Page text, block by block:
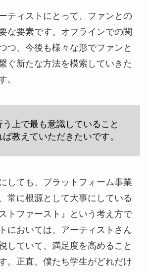
ティストにとって、ファンとの
な要素です。オフラインでの関
つ、今後も様々な形でファンと
ぐ新たな方法を模索していきた
。
上で最も意識していること
教えていただきたいです。
しても、プラットフォーム事業
常に根源として大事にしている
トファースト』という考え方で
においては、アーティストさん
していて、満足度を高めること
。正直、僕たち学生がどれだけ